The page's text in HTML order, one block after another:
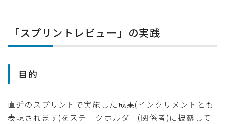
「スプリントレビュー」の実践
目的
直近のスプリントで実施した成果(インクリメントとも
表現されます)をステークホルダー(関係者)に披露して